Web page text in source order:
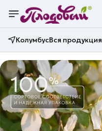
КолумбусВся продукция